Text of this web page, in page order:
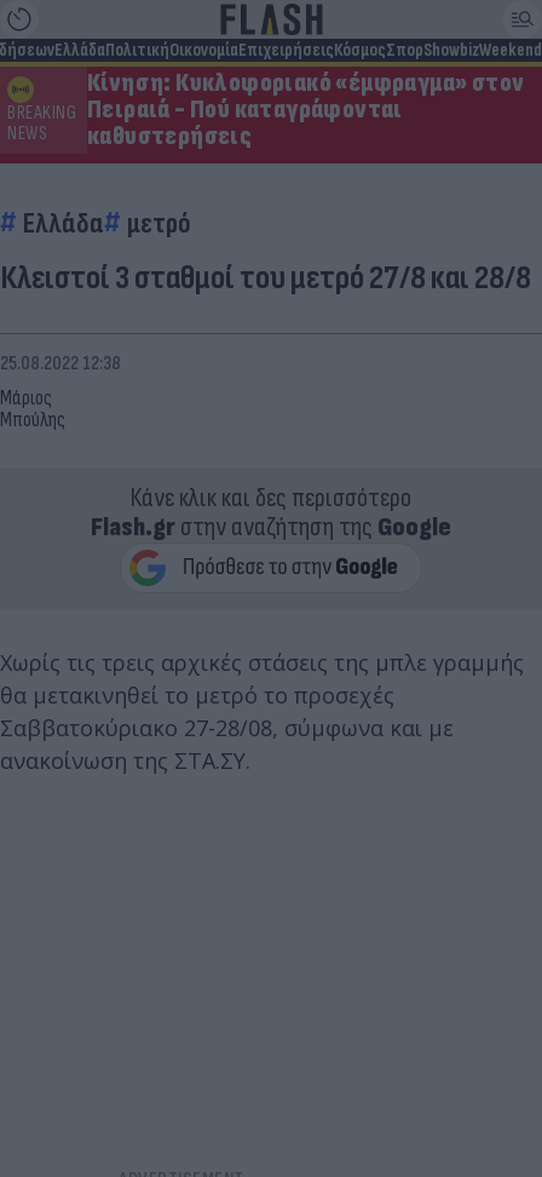
ΕλλάδαΠολιτικήΟικονομίαΕπιχειρήσειςΚόσμοςΣπορShowbizWeekend
BREAKING
NEWS
Κίνηση: Κυκλοφοριακό «έμφραγμα» στον
Πειραιά - Πού καταγράφονται
καθυστερήσεις
Ελλάδα μετρό
Κλειστοί 3 σταθμοί του μετρό 27/8 και 28/8
Μάριος
Μπούλης
25.08.2022 12:38
Κάνε κλικ και δες περισσότερο
Flash.grστην αναζήτηση της Google
Χωρίς τις τρεις αρχικές στάσεις της μπλε γραμμής
θα μετακινηθεί το μετρό το προσεχές
Σαββατοκύριακο 27-28/08, σύμφωνα και με
ανακοίνωση της ΣΤΑ.ΣΥ.